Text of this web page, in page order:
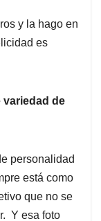
y la hago en
es
variedad de
personalidad
está como
que no se
Y esa foto